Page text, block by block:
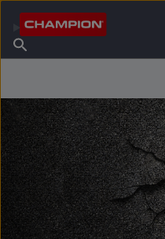
À propos de Champion
Trouver un point de vente